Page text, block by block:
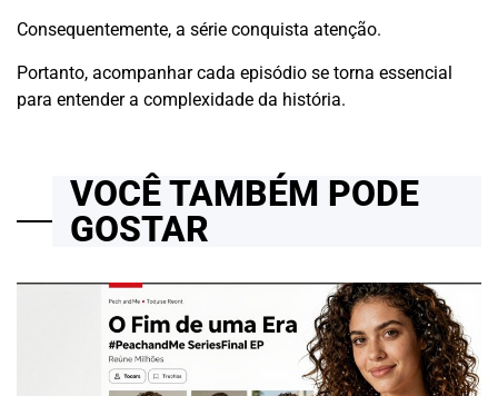
Consequentemente, a série conquista atenção.
Portanto, acompanhar cada episódio se torna essencial
para entender a complexidade da história.
VOCÊ TAMBÉM PODE
GOSTAR